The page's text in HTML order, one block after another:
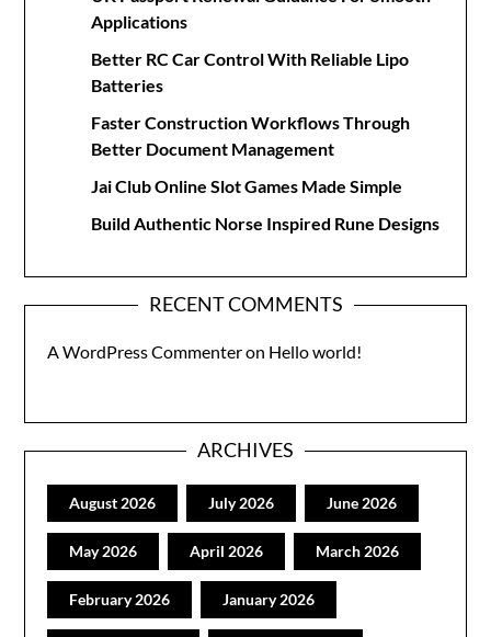
Applications
Better RC Car Control With Reliable Lipo
Batteries
Faster Construction Workflows Through
Better Document Management
Jai Club Online Slot Games Made Simple
Build Authentic Norse Inspired Rune Designs
RECENT COMMENTS
A WordPress Commenteron Hello world!
ARCHIVES
August 2026 July 2026 June 2026
May 2026 April 2026 March 2026
February 2026 January 2026